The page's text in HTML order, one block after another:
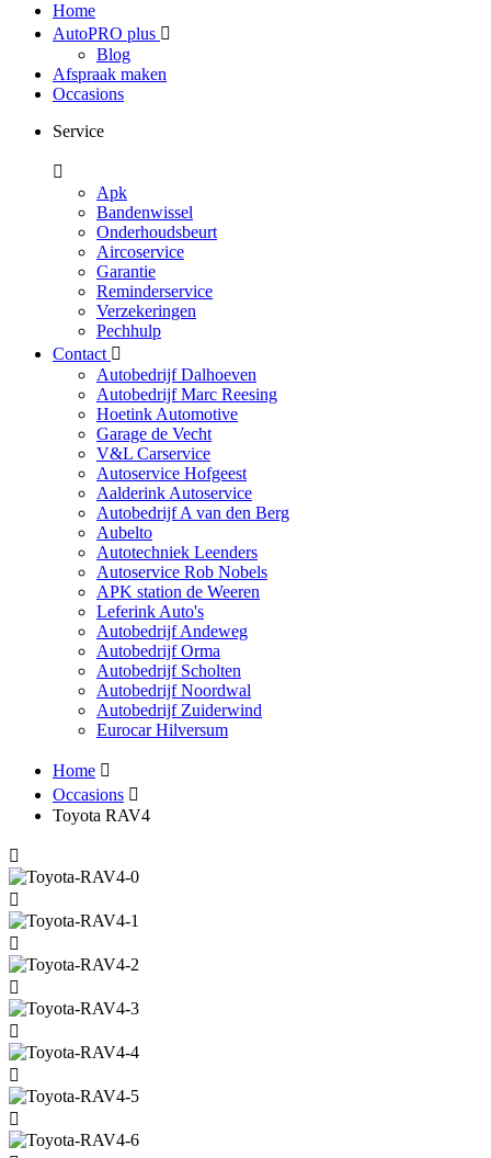
Home
AutoPRO plus
Blog
Afspraak maken
Occasions
Service
Apk
Bandenwissel
Onderhoudsbeurt
Aircoservice
Garantie
Reminderservice
Verzekeringen
Pechhulp
Contact
Autobedrijf Dalhoeven
Autobedrijf Marc Reesing
Hoetink Automotive
Garage de Vecht
V&L Carservice
Autoservice Hofgeest
Aalderink Autoservice
Autobedrijf A van den Berg
Aubelto
Autotechniek Leenders
Autoservice Rob Nobels
APK station de Weeren
Leferink Auto's
Autobedrijf Andeweg
Autobedrijf Orma
Autobedrijf Scholten
Autobedrijf Noordwal
Autobedrijf Zuiderwind
Eurocar Hilversum
Home
Occasions
Toyota RAV4